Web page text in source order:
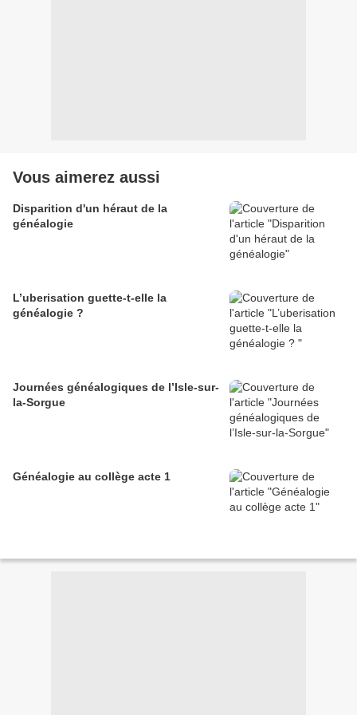
Vous aimerez aussi
Disparition d'un héraut de la
généalogie
L’uberisation guette-t-elle la
généalogie ?
Journées généalogiques de l’Isle-sur-
la-Sorgue
Généalogie au collège acte 1